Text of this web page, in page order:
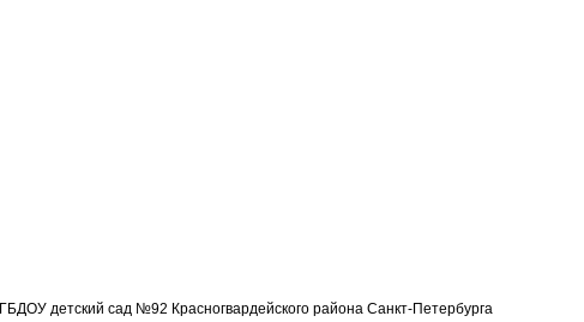
ГБДОУ детский сад №92 Красногвардейского района Санкт-Петербурга